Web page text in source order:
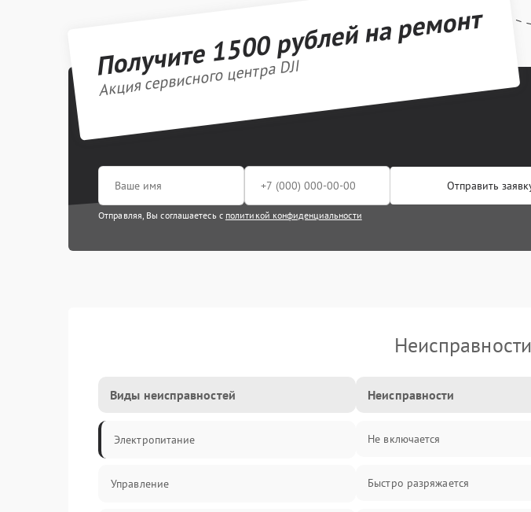
Получите 1500 рублей на ремонт
Акция сервисного центра DJI
Отправить
Отправляя, Вы соглашаетесь с политикой конфиденциальности
Виды неисправностей
Электропитание
Управление
Неисправности
Не включается
Быстро разряжается